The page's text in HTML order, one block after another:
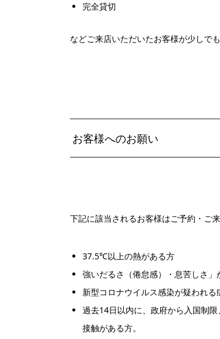
完全貸切
などご来店いただいたお客様が少しで
お客様へのお願い
下記に該当されるお客様はご予約・ご
37.5℃以上の熱がある方
強いだるさ（倦怠感）・息苦しさ」
新型コロナウイルス感染が疑われる
過去14日以内に、政府から入国制
接触がある方。